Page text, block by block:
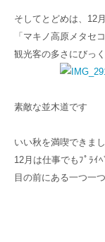
そしてとどめは、12
「マキノ高原メタセ
観光客の多さにびっ
素敵な並木道です
いい秋を満喫できま
12月は仕事でもﾌﾟﾗｲ
目の前にある一つ一